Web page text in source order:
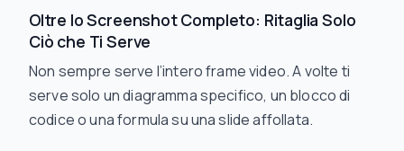
Oltre lo Screenshot Completo: Ritaglia Solo
Ciò che Ti Serve
Non sempre serve l’intero frame video. A volte ti
serve solo un diagramma specifico, un blocco di
codice o una formula su una slide affollata.